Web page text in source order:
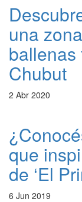
una
ballenas
Chubut
2 Abr 2020
que
de ‘El
6 Jun 2019